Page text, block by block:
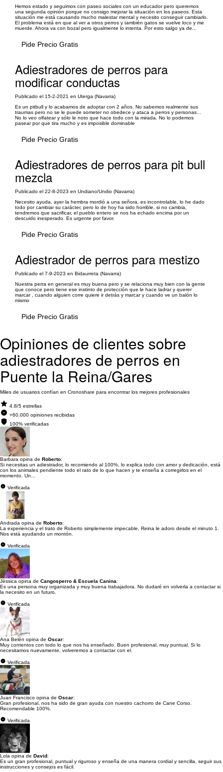
Hemos estado y seguimos con paseo sociales con un educador pero queremos
una segunda opinión porque no consigo mejorar la situación en los paseos. Esta
situación me está causando mucho malestar mental y necesito conseguir cambiarlo.
El problema está en que al ver a otros perros y también gatos se vuelve loco y me
muerde. Ahora va con bozal pero igualmente lo intenta. Por esto salgo ya de...
Pide Precio Gratis
Adiestradores de perros para
modificar conductas
Publicado el 15-2-2021 en Uterga (Navarra)
Es un pitbull y lo acabamos de adoptar con 2 años. No sabemos realmente sus
traumas pero no se le puede someter no obedece y ataca a perros y personas...
No lo veo olfatear y sólo le noto que hace todo con la mirada. No lo podemos
pasear por que tira mucho y es imposible dominable
Pide Precio Gratis
Adiestradores de perros para pit bull
mezcla
Publicado el 22-8-2023 en Undiano/Undio (Navarra)
Necesito ayuda, ayer la hembra mordió a una señora, es incontrolable, lo he dado
todo por cambiar su carácter, pero lo de hoy ha sido horrible, si no cambia,
tendremos que sacrificar, el pueblo entero se nos ha echado encima por un
descuido inesperado. Es urgente por favor.
Pide Precio Gratis
Adiestrador de perros para mestizo
Publicado el 7-9-2023 en Bidaurreta (Navarra)
Nuestra perra en general es muy buena pero y se relaciona muy bien con la gente
que conoce pero tiene ese instinto de protección que le hace ladrar y querer
marcar , cuando alguien corre quiere ir detrás y marcar y cuando ve un balón lo
mismo
Pide Precio Gratis
Opiniones de clientes sobre
adiestradores de perros en
Puente la Reina/Gares
Miles de usuarios confían en Cronoshare para encontrar los mejores profesionales
4.8/5 estrellas
+60.000 opiniones recibidas
100% verificadas
Barbara opina de Roberto:
Si necesitas un adiestrador, lo recomiendo al 100%, lo explica todo con amor y dedicación, está
con los animales pendiente todo el rato de lo que hacen y te enseña a corregirlos en el
momento. Un...
Verificada
Andrada opina de Roberto:
La experiencia y el trato de Roberto simplemente impecable, Reina le adoro desde el minuto 1.
Nos está ayudando un montón.
Verificada
Jéssica opina de Cangosperro & Escuela Canina:
Es una persona muy organizada y muy buena trabajadora. No dudaré en volverla a contactar si
la necesito en un futuro.
Verificada
Ana Belén opina de Oscar:
Muy contentos con todo lo que nos ha enseñado. Buen profesional, muy puntual. Si lo
necesitamos nuevamente, volveremos a contactar con el.
Verificada
Juan Francisco opina de Oscar:
Gran profesional, nos ha sido de gran ayuda con nuestro cachorro de Cane Corso.
Recomendable 100%.
Verificada
Lola opina de David:
Es un gran profesional, puntual y riguroso y enseña de una manera cordial y sencilla, seguir sus
instrucciones y consejos es fácil.